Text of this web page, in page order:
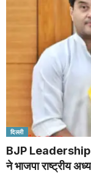
दिल्ली
BJP Leadership
ने भाजपा राष्ट्रीय